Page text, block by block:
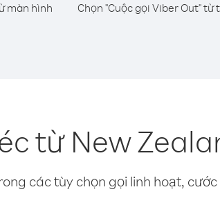
màn hình
Chọn "Cuộc gọi Viber Out" từ
từ New
các tùy chọn gọi linh hoạt,